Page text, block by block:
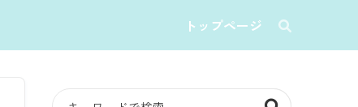
トップページ